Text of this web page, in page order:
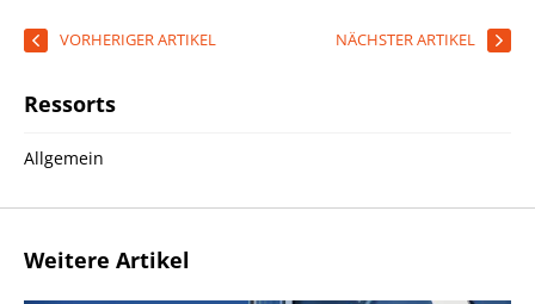
VORHERIGER ARTIKEL NÄCHSTER ARTIKEL
Ressorts
Allgemein
Weitere Artikel